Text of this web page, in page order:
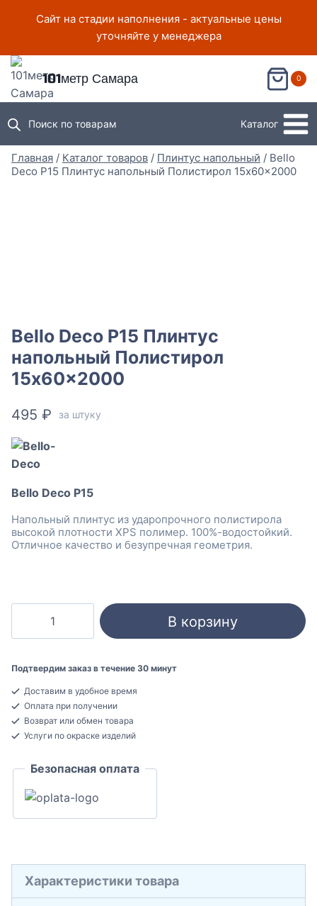
Сайт на стадии наполнения - актуальные цены
уточняйте у менеджера
101метр Самара 0
Поиск по товарам Каталог
Главная / Каталог товаров / Плинтус напольный / Bello
Deco P15 Плинтус напольный Полистирол 15x60x2000
Bello Deco P15 Плинтус
напольный Полистирол
15x60x2000
495 ₽ за штуку
Bello Deco P15
Напольный плинтус из ударопрочного полистирола
высокой плотности XPS полимер. 100%-водостойкий.
Отличное качество и безупречная геометрия.
Deco
Плинтус
напольный
Полистирол
В корзину
Подтвердим заказ в течение 30 минут
Доставим в удобное время
Оплата при получении
Возврат или обмен товара
Услуги по окраске изделий
Безопасная оплата
Характеристики товара